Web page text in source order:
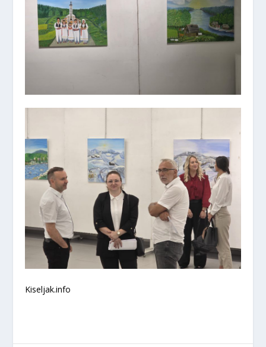
Kiseljak.info